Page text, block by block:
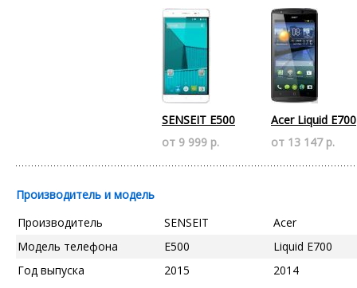
SENSEIT E500
от 9 999 р.
Acer Liquid E700
от 13 147 р.
Производитель и модель
Производитель
SENSEIT
Acer
Модель телефона
E500
Liquid E700
Год выпуска
2015 2014